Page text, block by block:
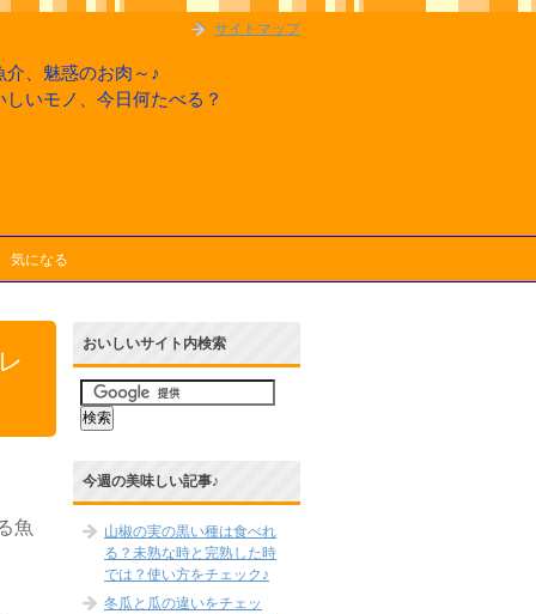
、魅惑のお肉～♪
いモノ、今日何たべる？
気になる
魚
おいしいサイト内検索
今週の美味しい記事♪
山椒の実の黒い種は食べれ
る？未熟な時と完熟した時
では？使い方をチェック♪
冬瓜と瓜の違いをチェッ
サイトマップ